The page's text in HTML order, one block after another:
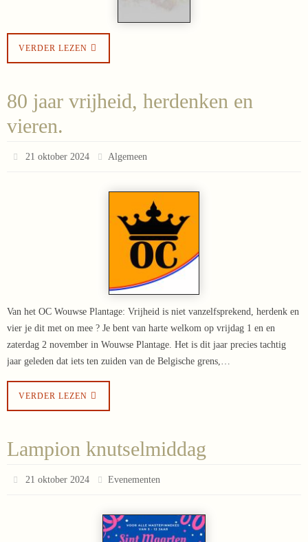
VERDER LEZEN
80 jaar vrijheid, herdenken en
vieren.
21 oktober 2024 Algemeen
Van het OC Wouwse Plantage: Vrijheid is niet vanzelfsprekend, herdenk en
vier je dit met on mee ? Je bent van harte welkom op vrijdag 1 en en
zaterdag 2 november in Wouwse Plantage. Het is dit jaar precies tachtig
jaar geleden dat iets ten zuiden van de Belgische grens,…
VERDER LEZEN
Lampion knutselmiddag
21 oktober 2024 Evenementen